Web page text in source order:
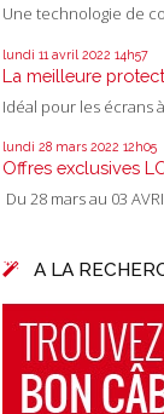
Une technologie de
lundi 11 avril 2022 14h57
La meilleure
Idéal pour les écrans
lundi 28 mars 2022 12h05
Offres exclusives
Du 28 mars au 03
A LA